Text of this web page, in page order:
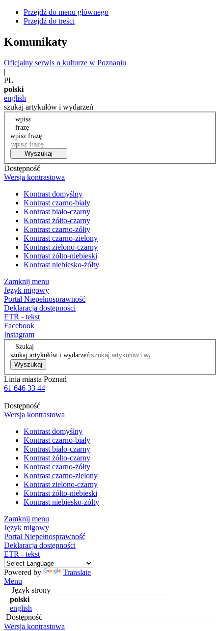
Przejdź do menu głównego
Przejdź do treści
Komunikaty
Oficjalny serwis o kulturze w Poznaniu
|
PL
polski
english
szukaj artykułów i wydarzeń
wpisz
frazę
wpisz frazę
Wyszukaj
Dostępność
Wersja kontrastowa
Kontrast domyślny
Kontrast czarno-biały
Kontrast biało-czarny
Kontrast żółto-czarny
Kontrast czarno-żółty
Kontrast czarno-zielony
Kontrast zielono-czarny
Kontrast żółto-niebieski
Kontrast niebiesko-żółty
Zamknij menu
Język migowy
Portal Niepełnosprawność
Deklaracja dostępności
ETR - tekst
Facebook
Instagram
Szukaj
szukaj artykułów i wydarzeń
Wyszukaj
Linia miasta Poznań
61 646 33 44
Dostępność
Wersja kontrastowa
Kontrast domyślny
Kontrast czarno-biały
Kontrast biało-czarny
Kontrast żółto-czarny
Kontrast czarno-żółty
Kontrast czarno-zielony
Kontrast zielono-czarny
Kontrast żółto-niebieski
Kontrast niebiesko-żółty
Zamknij menu
Język migowy
Portal Niepełnosprawność
Deklaracja dostępności
ETR - tekst
Powered by
Translate
Menu
Język strony
polski
english
Dostępność
Wersja kontrastowa